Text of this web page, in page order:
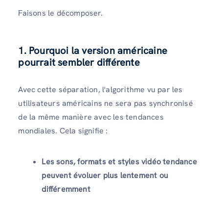
Faisons le décomposer.
1. Pourquoi la version américaine
pourrait sembler différente
Avec cette séparation, l'algorithme vu par les
utilisateurs américains ne sera pas synchronisé
de la même manière avec les tendances
mondiales. Cela signifie :
Les sons, formats et styles vidéo tendance
peuvent évoluer plus lentement ou
différemment